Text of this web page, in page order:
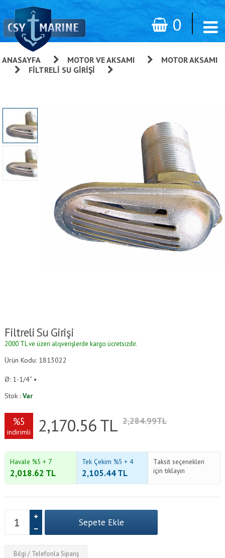
0
ANASAYFA MOTOR VE AKSAMI
MOTOR AKSAMI
FILTRELI SU GIRIŞI
Filtreli Su Girişi
2000 TL ve üzeri alışverişlerde kargo ücretsizdir.
Ürün Kodu: 1813022
Ø: 1-1/4“ •
Stok :Var
%5
indirimli 2,170.56TL 2,284.99TL
Havale %5 + 7
2,018.62 TL
Tek Çekim %5 + 4
2,105.44TL
Taksit seçenekleri
için tıklayın
Bilgi / Telefonla Sipariş